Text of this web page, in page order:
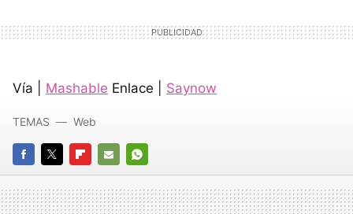
Vía | Mashable Enlace | Saynow
FACEBOOK
TWITTERFLIPBOARD
E-
MAIL
WHATSAPP
TEMAS Web